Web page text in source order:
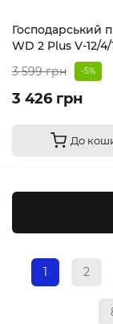
Господарський
WD 2 Plus V-12/4/
3 599 грн
-5%
3 426 грн
До
1 2